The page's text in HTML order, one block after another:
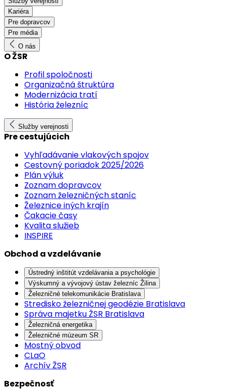
Kariéra
Pre dopravcov
Pre média
O nás
O ŽSR
Profil spoločnosti
Organizačná štruktúra
Modernizácia tratí
História železníc
Služby verejnosti
Pre cestujúcich
Vyhľadávanie vlakových spojov
Cestovný poriadok 2025/2026
Plán výluk
Zoznam dopravcov
Zoznam železničných staníc
Železnice iných krajín
Čakacie časy
Kvalita služieb
INSPIRE
Obchod a vzdelávanie
Ústredný inštitút vzdelávania a psychológie
Výskumný a vývojový ústav železníc Žilina
Železničné telekomunikácie Bratislava
Stredisko železničnej geodézie Bratislava
Správa majetku ŽSR Bratislava
Železničná energetika
Železničné múzeum SR
Mostný obvod
CLaO
Archív ŽSR
Bezpečnosť